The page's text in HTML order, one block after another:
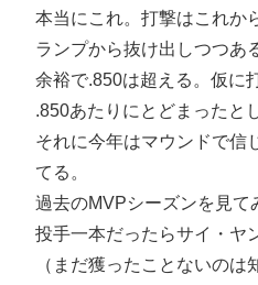
本当にこれ。打撃はこれか
ランプから抜け出しつつあ
余裕で.850は超える。仮に
.850あたりにとどまったと
それに今年はマウンドで信
てる。
過去のMVPシーズンを見て
投手一本だったらサイ・ヤ
（まだ獲ったことないのは